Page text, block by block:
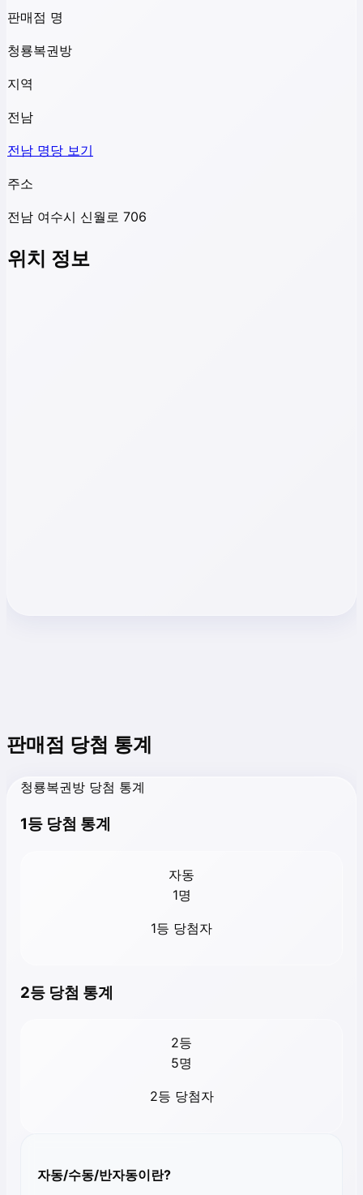
판매점 명
청룡복권방
지역
전남
전남 명당 보기
주소
전남 여수시 신월로 706
위치 정보
판매점 당첨 통계
청룡복권방 당첨 통계
1등 당첨 통계
자동
1명
1등 당첨자
2등 당첨 통계
2등
5명
2등 당첨자
자동/수동/반자동이란?